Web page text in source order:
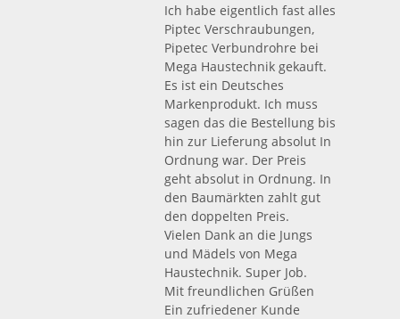
Ich habe eigentlich fast alles
Piptec Verschraubungen,
Pipetec Verbundrohre bei
Mega Haustechnik gekauft.
Es ist ein Deutsches
Markenprodukt. Ich muss
sagen das die Bestellung bis
hin zur Lieferung absolut In
Ordnung war. Der Preis
geht absolut in Ordnung. In
den Baumärkten zahlt gut
den doppelten Preis.
Vielen Dank an die Jungs
und Mädels von Mega
Haustechnik. Super Job.
Mit freundlichen Grüßen
Ein zufriedener Kunde